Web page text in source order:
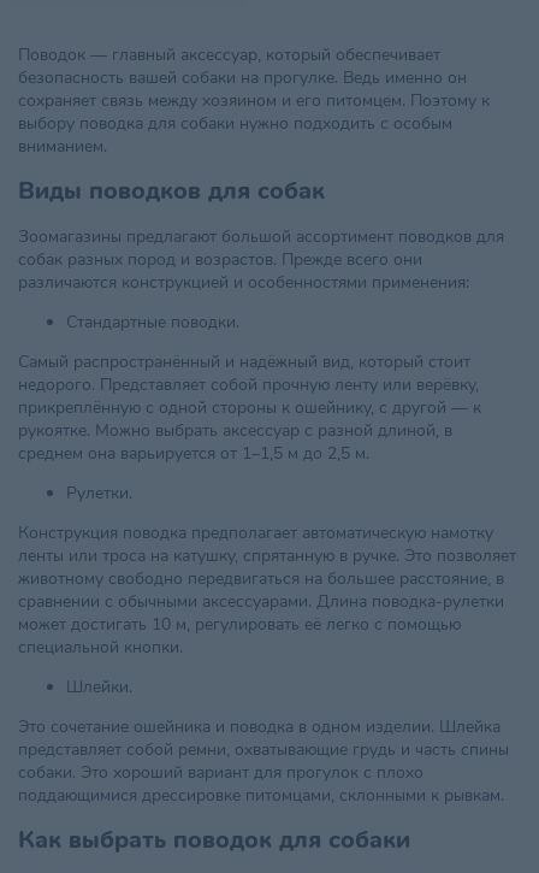
Поводок — главный аксессуар, который обеспечивает
безопасность вашей собаки на прогулке. Ведь именно он
сохраняет связь между хозяином и его питомцем. Поэтому к
выбору поводка для собаки нужно подходить с особым
вниманием.
Виды поводков для собак
Зоомагазины предлагают большой ассортимент поводков для
собак разных пород и возрастов. Прежде всего они
различаются конструкцией и особенностями применения:
Стандартные поводки.
Самый распространённый и надёжный вид, который стоит
недорого. Представляет собой прочную ленту или верёвку,
прикреплённую с одной стороны к ошейнику, с другой — к
рукоятке. Можно выбрать аксессуар с разной длиной, в
среднем она варьируется от 1–1,5 м до 2,5 м.
Рулетки.
Конструкция поводка предполагает автоматическую намотку
ленты или троса на катушку, спрятанную в ручке. Это позволяет
животному свободно передвигаться на большее расстояние, в
сравнении с обычными аксессуарами. Длина поводка-рулетки
может достигать 10 м, регулировать её легко с помощью
специальной кнопки.
Шлейки.
Это сочетание ошейника и поводка в одном изделии. Шлейка
представляет собой ремни, охватывающие грудь и часть спины
собаки. Это хороший вариант для прогулок с плохо
поддающимися дрессировке питомцами, склонными к рывкам.
Как выбрать поводок для собаки